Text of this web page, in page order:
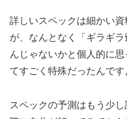
詳しいスペックは細かい
が、なんとなく「ギラギ
んじゃないかと個人的に
てすごく特殊だったんで
スペックの予測はもう少